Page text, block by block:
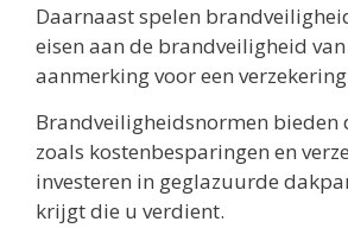
Daarnaast spelen
eisen aan de brandveiligheid
aanmerking voor een
Brandveiligheidsnormen bieden
zoals kostenbesparingen en
investeren in geglazuurde
krijgt die u verdient.